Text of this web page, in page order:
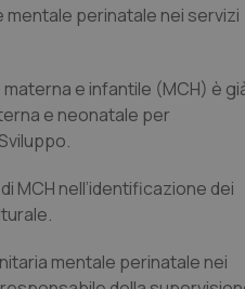
mentale perinatale nei servizi
e infantile (MCH) è
e neonatale per
MCH nell’identificazione dei
mentale perinatale nei